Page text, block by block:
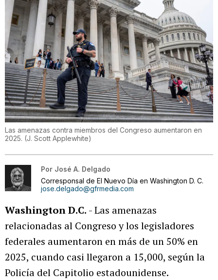
Las amenazas contra miembros del Congreso aumentaron en
2025. (J. Scott Applewhite)
Por José A. Delgado
Corresponsal de El Nuevo Día en Washington D. C.
jose.delgado@gfrmedia.com
Washington D.C. - Las amenazas
relacionadas al Congreso y los legisladores
federales aumentaron en más de un 50% en
2025, cuando casi llegaron a 15,000, según la
Policía del Capitolio estadounidense.